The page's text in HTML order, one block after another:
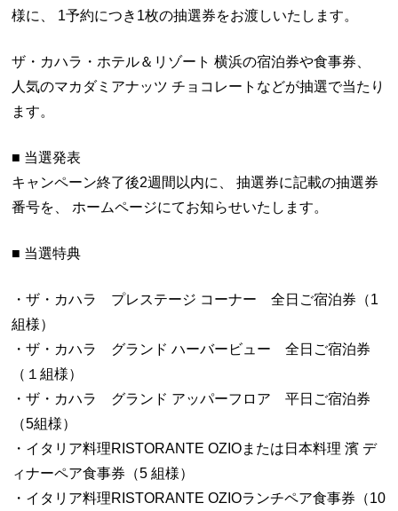
様に、 1予約につき1枚の抽選券をお渡しいたします。
ザ・カハラ・ホテル＆リゾート 横浜の宿泊券や食事券、
人気のマカダミアナッツ チョコレートなどが抽選で当たり
ます。
■ 当選発表
キャンペーン終了後2週間以内に、 抽選券に記載の抽選券
番号を、 ホームページにてお知らせいたします。
■ 当選特典
・ザ・カハラ プレステージ コーナー 全日ご宿泊券（1
組様）
・ザ・カハラ グランド ハーバービュー 全日ご宿泊券
（１組様）
・ザ・カハラ グランド アッパーフロア 平日ご宿泊券
（5組様）
・イタリア料理RISTORANTE OZIOまたは日本料理 濱 デ
ィナーペア食事券（5 組様）
・イタリア料理RISTORANTE OZIOランチペア食事券（10